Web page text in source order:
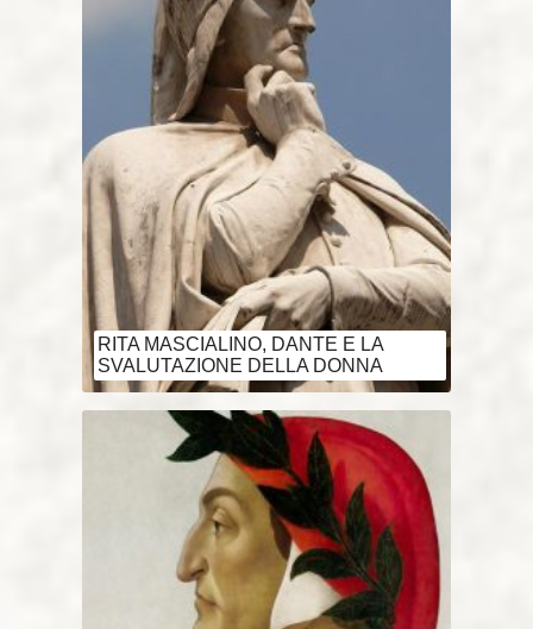
RITA MASCIALINO, DANTE E LA
SVALUTAZIONE DELLA DONNA